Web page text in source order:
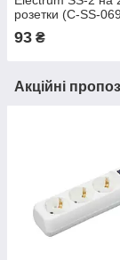
розетки (C-SS-
93 ₴
Акційні